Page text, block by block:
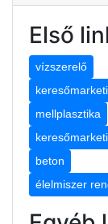
Első
vízszerelő
mellplasztika
beton
élelmiszer